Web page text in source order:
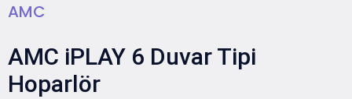
AMC
AMC iPLAY 6 Duvar Tipi
Hoparlör